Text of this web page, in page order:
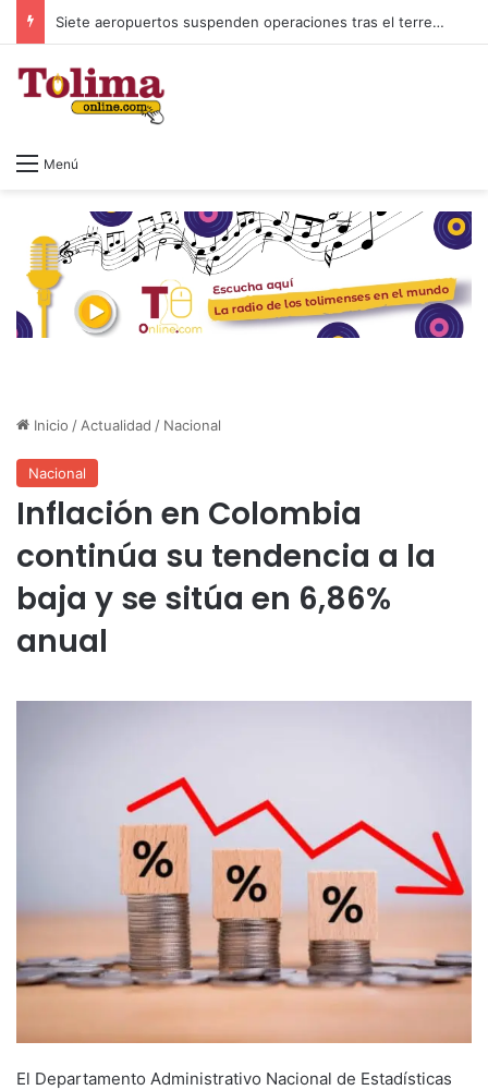
Siete aeropuertos suspenden operaciones tras el terremoto en Colombia
Menú
Inicio / Actualidad / Nacional
Nacional
Inflación en Colombia
continúa su tendencia a la
baja y se sitúa en 6,86%
anual
El Departamento Administrativo Nacional de Estadísticas